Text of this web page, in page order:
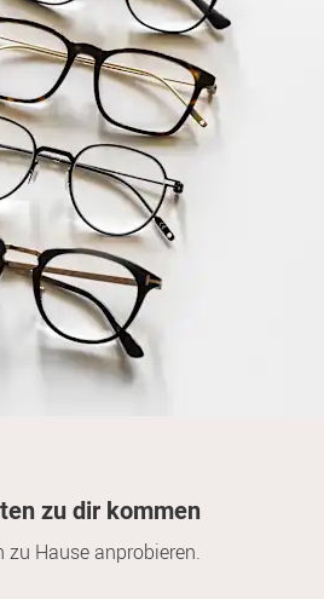
zu dir kommen
Hause anprobieren.